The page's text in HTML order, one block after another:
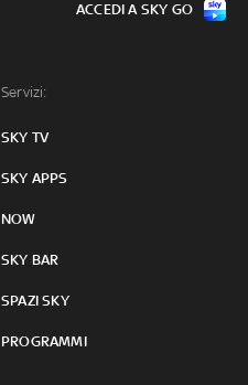
Servizi:
SKY TV
SKY APPS
NOW
SKY BAR
SPAZI SKY
PROGRAMMI
ACCEDI A SKY GO